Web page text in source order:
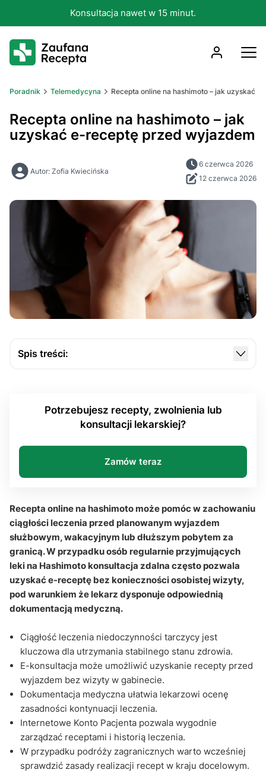
Konsultacja nawet w 15 minut.
Poradnik Telemedycyna Recepta online na hashimoto – jak uzyskać
Recepta online na hashimoto – jak
uzyskać e-receptę przed wyjazdem
Autor: Zofia Kwiecińska
6 czerwca 2026
12 czerwca 2026
Spis treści:
Jak uzyskać e-receptę przed planowanym
Jakie dokumenty warto przygotować przed e-
Jak korzystać z Internetowego Konta Pacjenta
przed podróżą?
Co warto wiedzieć o recepcie podczas wyjazdu do
krajów Unii Europejskiej?
Potrzebujesz recepty, zwolnienia lub
konsultacji lekarskiej?
Zamów teraz
Recepta online na hashimoto może pomóc w zachowaniu
ciągłości leczenia przed planowanym wyjazdem
służbowym, wakacyjnym lub dłuższym pobytem za
granicą. W przypadku osób regularnie przyjmujących
leki na Hashimoto konsultacja zdalna często pozwala
uzyskać e-receptę bez konieczności osobistej wizyty,
pod warunkiem że lekarz dysponuje odpowiednią
dokumentacją medyczną.
Ciągłość leczenia niedoczynności tarczycy jest
kluczowa dla utrzymania stabilnego stanu zdrowia.
E-konsultacja może umożliwić uzyskanie recepty przed
wyjazdem bez wizyty w gabinecie.
Dokumentacja medyczna ułatwia lekarzowi ocenę
zasadności kontynuacji leczenia.
Internetowe Konto Pacjenta pozwala wygodnie
zarządzać receptami i historią leczenia.
W przypadku podróży zagranicznych warto wcześniej
sprawdzić zasady realizacji recept w kraju docelowym.